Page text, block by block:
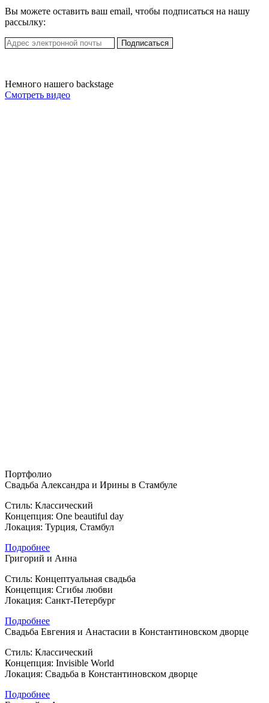
Вы можете оставить ваш email, чтобы подписаться на нашу
рассылку:
Немного нашего backstage
Смотреть видео
Портфолио
Свадьба Александра и Ирины в Стамбуле
Стиль: Классический
Концепция: One beautiful day
Локация: Турция, Стамбул
Подробнее
Григорий и Анна
Стиль: Концептуальная свадьба
Концепция: Сгибы любви
Локация: Санкт-Петербург
Подробнее
Свадьба Евгения и Анастасии в Константиновском дворце
Стиль: Классический
Концепция: Invisible World
Локация: Свадьба в Константиновском дворце
Подробнее